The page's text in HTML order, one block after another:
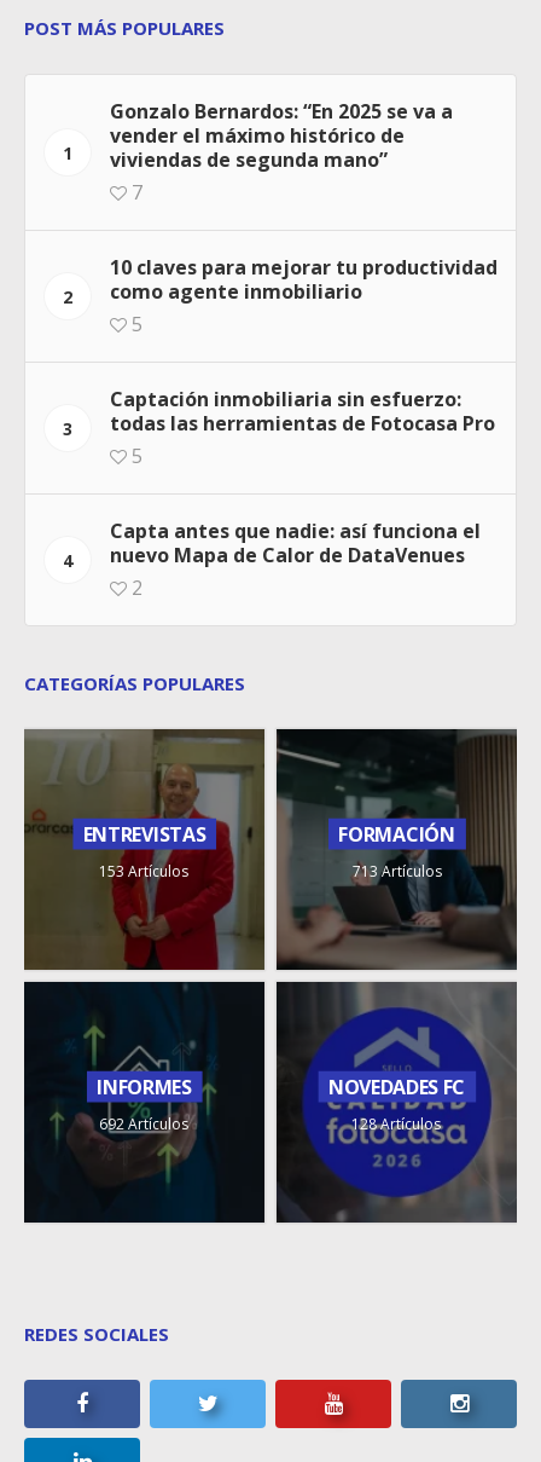
POST MÁS POPULARES
1
Gonzalo Bernardos: “En 2025 se va a
vender el máximo histórico de
viviendas de segunda mano”
7
2
10 claves para mejorar tu productividad
como agente inmobiliario
5
3
Captación inmobiliaria sin esfuerzo:
todas las herramientas de Fotocasa Pro
5
4
Capta antes que nadie: así funciona el
nuevo Mapa de Calor de DataVenues
2
CATEGORÍAS POPULARES
ENTREVISTAS
153 Artículos
FORMACIÓN
713 Artículos
INFORMES
692 Artículos
NOVEDADES FC
128 Artículos
REDES SOCIALES